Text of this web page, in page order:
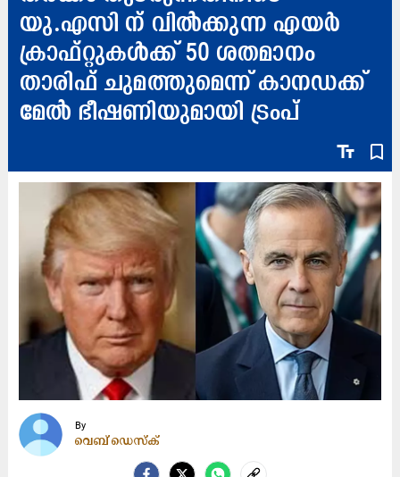
യു.എസി ന് വിൽക്കുന്ന എയർ
ക്രാഫ്റ്റുകൾക്ക് 50 ശതമാനം
താരിഫ് ചുമത്തുമെന്ന് കാനഡക്ക്
മേൽ ഭീഷണിയുമായി ട്രംപ്
text_fields bookmark_border
By
വെബ് ഡെസ്ക്